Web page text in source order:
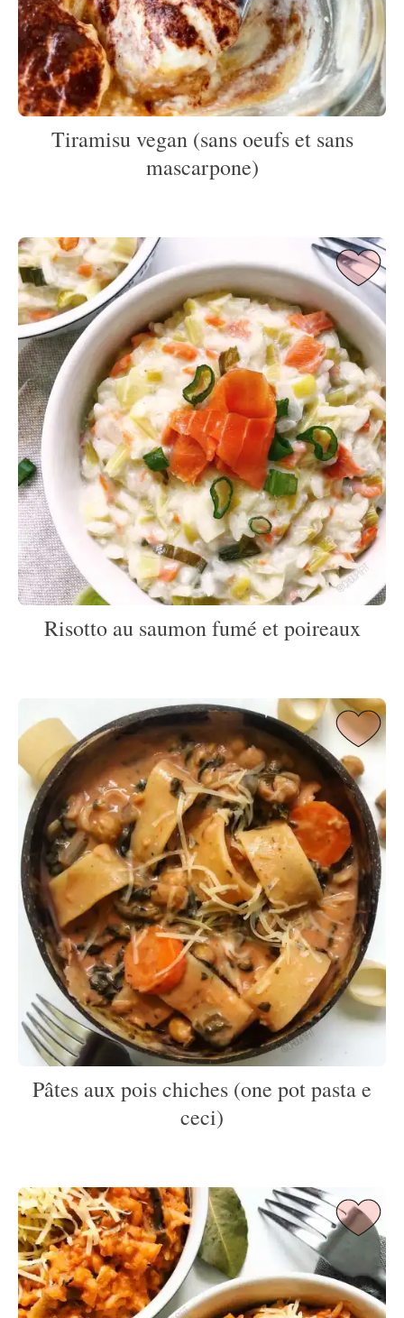
Tiramisu vegan (sans oeufs et sans
mascarpone)
Risotto au saumon fumé et poireaux
Pâtes aux pois chiches (one pot pasta e
ceci)